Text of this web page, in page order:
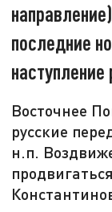
последние
наступление
Восточнее
русские
н.п.